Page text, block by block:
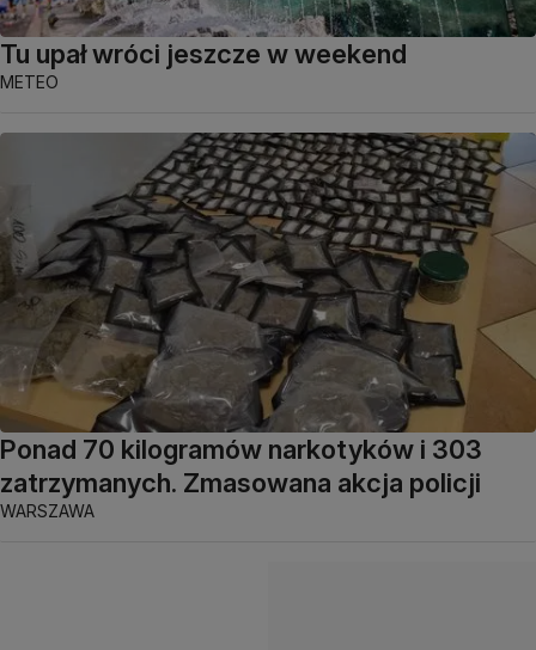
Tu upał wróci jeszcze w weekend
METEO
Ponad 70 kilogramów narkotyków i 303
zatrzymanych. Zmasowana akcja policji
WARSZAWA